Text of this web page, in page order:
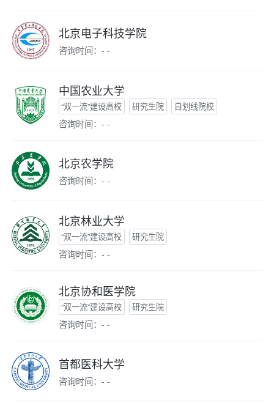
北京电子科技学院
咨询时间：- -
中国农业大学
“双一流”建设高校 研究生院 自划线院校
咨询时间：- -
北京农学院
咨询时间：- -
北京林业大学
“双一流”建设高校 研究生院
咨询时间：- -
北京协和医学院
“双一流”建设高校 研究生院
咨询时间：- -
首都医科大学
咨询时间：- -